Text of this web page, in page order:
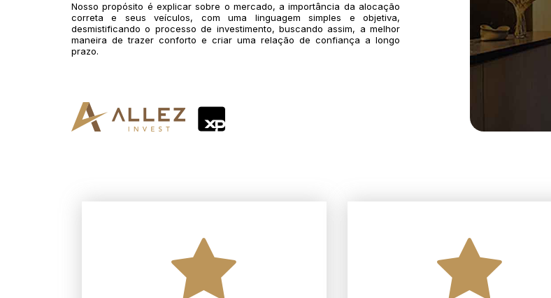
Nosso propósito é explicar sobre o mercado, a importância da alocação
correta e seus veículos, com uma linguagem simples e objetiva,
desmistificando o processo de investimento, buscando assim, a melhor
maneira de trazer conforto e criar uma relação de confiança a longo
prazo.